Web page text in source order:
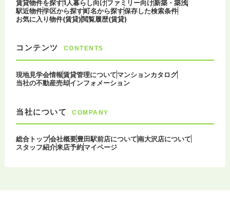
賃貸物件を探す1人暮らし向けファミリー向け新築・築浅
駅近物件学区から探す町名から探す保存した検索条件
お気に入り物件(賃貸)閲覧履歴(賃貸)
コンテンツ CONTENTS
現地見学会情報賃貸管理についてマンションカタログ
当社の不動産売却インフォメーション
当社について COMPANY
総合トップ会社概要豊田駅前店について南大沢店について
スタッフ紹介来店予約マイページ